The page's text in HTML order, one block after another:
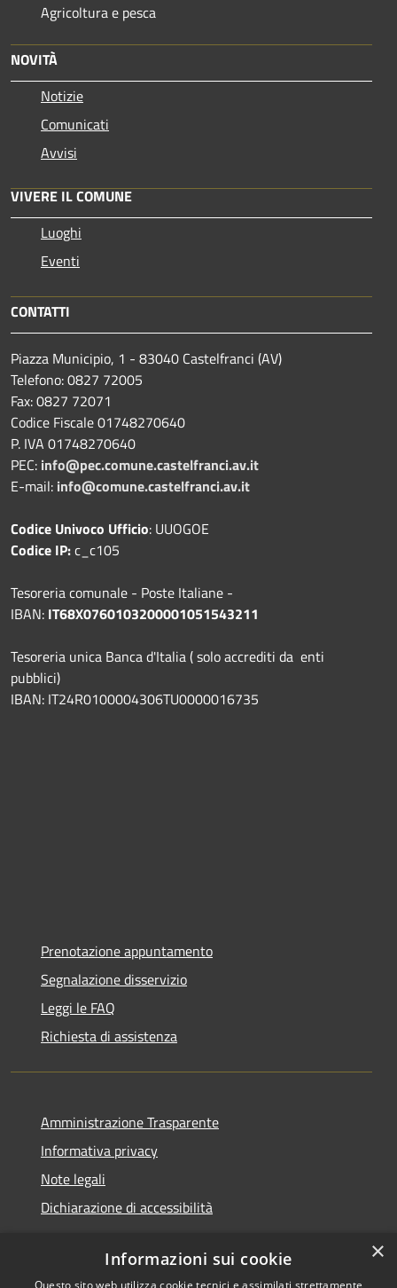
Agricoltura e pesca
NOVITÀ
Notizie
Comunicati
Avvisi
VIVERE IL COMUNE
Luoghi
Eventi
CONTATTI
Piazza Municipio, 1 - 83040 Castelfranci (AV)
Telefono: 0827 72005
Fax: 0827 72071
Codice Fiscale 01748270640
P. IVA 01748270640
PEC: info@pec.comune.castelfranci.av.it
E-mail: info@comune.castelfranci.av.it
Codice Univoco Ufficio: UUOGOE
Codice IP:c_c105
Tesoreria comunale - Poste Italiane -
IBAN: IT68X0760103200001051543211
Tesoreria unica Banca d'Italia ( solo accrediti da enti
pubblici)
IBAN: IT24R0100004306TU0000016735
Prenotazione appuntamento
Segnalazione disservizio
Leggi le FAQ
Richiesta di assistenza
Amministrazione Trasparente
Informativa privacy
Note legali
Dichiarazione di accessibilità
×
Informazioni sui cookie
Questo sito web utilizza cookie tecnici e assimilati strettamente